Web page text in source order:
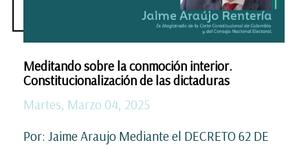
Meditando sobre la conmoción interior.
Constitucionalización de las dictaduras
Martes, Marzo 04, 2025
Por: Jaime Araujo Mediante el DECRETO 62 DE